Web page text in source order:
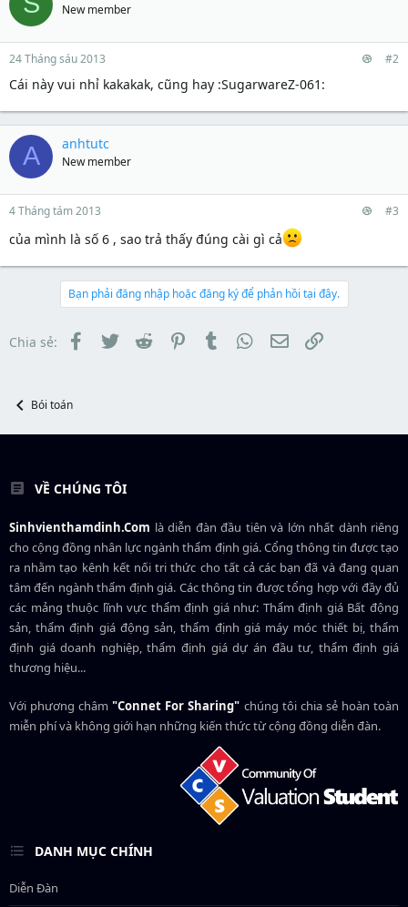
s
a
e
ầ
New member
24 Tháng sáu 2013 #2
Cái này vui nhỉ kakakak, cũng hay :SugarwareZ-061:
A anhtutc
New member
4 Tháng tám 2013 #3
của mình là số 6 , sao trả thấy đúng cài gì cả
Bạn phải đăng nhập hoặc đăng ký để phản hồi tại đây.
Chia sẻ: Facebook
TwitterReddit PinterestTumblr WhatsApp
EmailLink
Bói toán
VỀ CHÚNG TÔI
Sinhvienthamdinh.Com là diễn đàn đầu tiên và lớn nhất dành riêng
cho cộng đồng nhân lực ngànhthẩm định giá. Cổng thông tin được tạo
ra nhằm tạo kênh kết nối tri thức cho tất cả các bạn đã và đang quan
tâm đến ngành thẩm định giá. Các thông tin được tổng hợp với đầy đủ
các mảng thuộc lĩnh vực thẩm định giá như: Thẩm định giá Bất động
sản, thẩm định giá động sản, thẩm định giá máy móc thiết bị, thẩm
định giá doanh nghiệp, thẩm định giá dự án đầu tư, thẩm định giá
thương hiệu...
Với phương châm"Connet For Sharing" chúng tôi chia sẻ hoàn toàn
miễn phí và không giới hạn những kiến thức từ cộng đồng diễn đàn.
DANH MỤC CHÍNH
Diễn Đàn